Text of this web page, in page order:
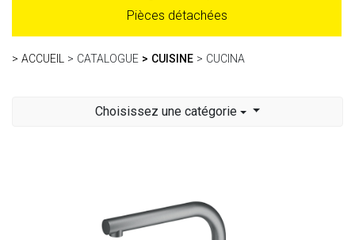
Pièces détachées
ACCUEIL CATALOGUE CUISINE CUCINA
Choisissez une catégorie